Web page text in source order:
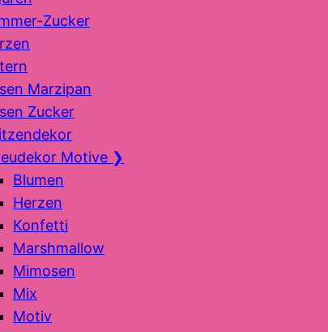
Zucker
Marzipan
Zucker
Motive ❯
Blumen
Herzen
Konfetti
Marshmallow
Mimosen
Mix
Motiv